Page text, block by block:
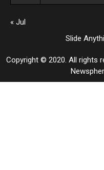
« Jul
Slide
Copyright © 2020. All rights